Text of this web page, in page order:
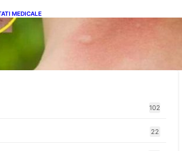
MEDICALE
bacteriile pielii influențează atracția
O nouă viziune asupra alegerii
102
22